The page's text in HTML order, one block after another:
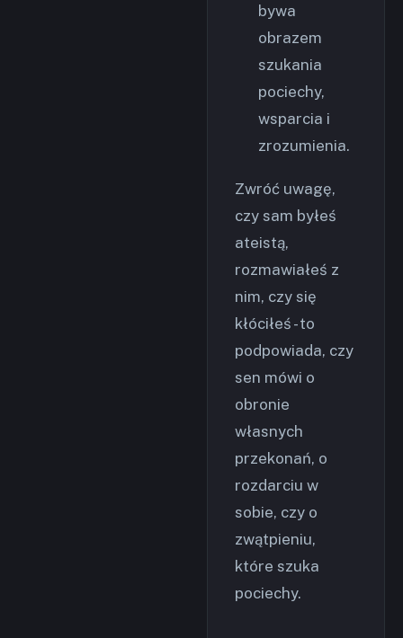
bywa
obrazem
szukania
pociechy,
wsparcia i
zrozumienia.
Zwróć uwagę,
czy sam byłeś
ateistą,
rozmawiałeś z
nim, czy się
kłóciłeś - to
podpowiada, czy
sen mówi o
obronie
własnych
przekonań, o
rozdarciu w
sobie, czy o
zwątpieniu,
które szuka
pociechy.